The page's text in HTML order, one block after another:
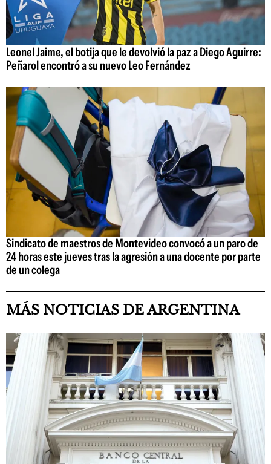
Leonel Jaime, el botija que le devolvió la paz a Diego Aguirre:
Peñarol encontró a su nuevo Leo Fernández
Sindicato de maestros de Montevideo convocó a un paro de
24 horas este jueves tras la agresión a una docente por parte
de un colega
MÁS NOTICIAS DE ARGENTINA